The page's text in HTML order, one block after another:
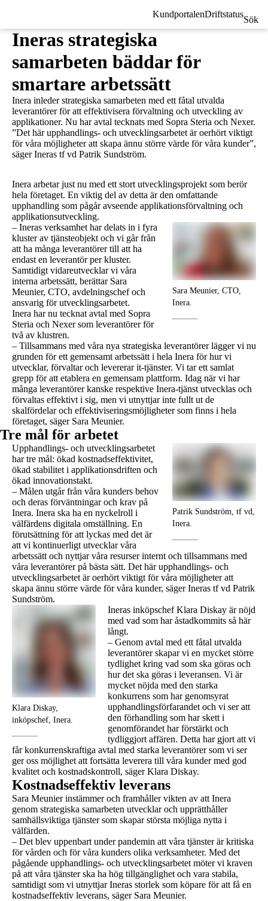
KundportalenDriftstatus
Sök
Ineras strategiska
samarbeten bäddar för
smartare arbetssätt
Inera inleder strategiska samarbeten med ett fåtal utvalda
leverantörer för att effektivisera förvaltning och utveckling av
applikationer. Nu har avtal tecknats med Sopra Steria och Nexer.
”Det här upphandlings- och utvecklingsarbetet är oerhört viktigt
för våra möjligheter att skapa ännu större värde för våra kunder”,
säger Ineras tf vd Patrik Sundström.
Inera arbetar just nu med ett stort utvecklingsprojekt som berör
hela företaget. En viktig del av detta är den omfattande
upphandling som pågår avseende applikationsförvaltning och
applikationsutveckling.
Sara Meunier, CTO,
Inera.
– Ineras verksamhet har delats in i fyra
kluster av tjänsteobjekt och vi går från
att ha många leverantörer till att ha
endast en leverantör per kluster.
Samtidigt vidareutvecklar vi våra
interna arbetssätt, berättar Sara
Meunier, CTO, avdelningschef och
ansvarig för utvecklingsarbetet.
Inera har nu tecknat avtal med Sopra
Steria och Nexer som leverantörer för
två av klustren.
– Tillsammans med våra nya strategiska leverantörer lägger vi nu
grunden för ett gemensamt arbetssätt i hela Inera för hur vi
utvecklar, förvaltar och levererar it-tjänster. Vi tar ett samlat
grepp för att etablera en gemensam plattform. Idag när vi har
många leverantörer kanske respektive Inera-tjänst utvecklas och
förvaltas effektivt i sig, men vi utnyttjar inte fullt ut de
skalfördelar och effektiviseringsmöjligheter som finns i hela
företaget, säger Sara Meunier.
Tre mål för arbetet
Patrik Sundström, tf vd,
Inera.
Upphandlings- och utvecklingsarbetet
har tre mål: ökad kostnadseffektivitet,
ökad stabilitet i applikationsdriften och
ökad innovationstakt.
– Målen utgår från våra kunders behov
och deras förväntningar och krav på
Inera. Inera ska ha en nyckelroll i
välfärdens digitala omställning. En
förutsättning för att lyckas med det är
att vi kontinuerligt utvecklar våra
arbetssätt och nyttjar våra resurser internt och tillsammans med
våra leverantörer på bästa sätt. Det här upphandlings- och
utvecklingsarbetet är oerhört viktigt för våra möjligheter att
skapa ännu större värde för våra kunder, säger Ineras tf vd Patrik
Sundström.
Klara Diskay,
inköpschef, Inera.
Ineras inköpschef Klara Diskay är nöjd
med vad som har åstadkommits så här
långt.
– Genom avtal med ett fåtal utvalda
leverantörer skapar vi en mycket större
tydlighet kring vad som ska göras och
hur det ska göras i leveransen. Vi är
mycket nöjda med den starka
konkurrens som har genomsyrat
upphandlingsförfarandet och vi ser att
den förhandling som har skett i
genomförandet har förstärkt och
tydliggjort affären. Detta har gjort att vi
får konkurrenskraftiga avtal med starka leverantörer som vi ser
ger oss möjlighet att fortsätta leverera till våra kunder med god
kvalitet och kostnadskontroll, säger Klara Diskay.
Kostnadseffektiv leverans
Sara Meunier instämmer och framhåller vikten av att Inera
genom strategiska samarbeten utvecklar och upprätthåller
samhällsviktiga tjänster som skapar största möjliga nytta i
välfärden.
– Det blev uppenbart under pandemin att våra tjänster är kritiska
för vården och för våra kunders olika verksamheter. Med det
pågående upphandlings- och utvecklingsarbetet möter vi kraven
på att våra tjänster ska ha hög tillgänglighet och vara stabila,
samtidigt som vi utnyttjar Ineras storlek som köpare för att få en
kostnadseffektiv leverans, säger Sara Meunier.